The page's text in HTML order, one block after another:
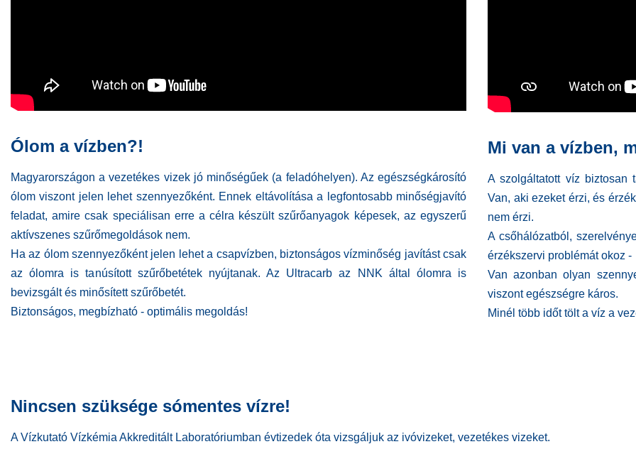
Ólom a vízben?!
Magyarországon a vezetékes vizek jó minőségűek (a feladóhelyen). Az egészségkárosító
ólom viszont jelen lehet szennyezőként. Ennek eltávolítása a legfontosabb minőségjavító
feladat, amire csak speciálisan erre a célra készült szűrőanyagok képesek, az egyszerű
aktívszenes szűrőmegoldások nem.
Ha az ólom szennyezőként jelen lehet a csapvízben, biztonságos vízminőség javítást csak
az ólomra is tanúsított szűrőbetétek nyújtanak. Az Ultracarb az NNK által ólomra is
bevizsgált és minősített szűrőbetét.
Biztonságos, megbízható - optimális megoldás!
Mi van a vízben,
A szolgáltatott víz biztosan
Van, aki ezeket érzi, és
nem érzi.
A csőhálózatból,
érzékszervi problémát okoz
Van azonban olyan
viszont egészségre káros.
Minél több időt tölt a víz a
Nincsen szüksége sómentes vízre!
A Vízkutató Vízkémia Akkreditált Laboratóriumban évtizedek óta vizsgáljuk az ivóvizeket, vezetékes vizeket.